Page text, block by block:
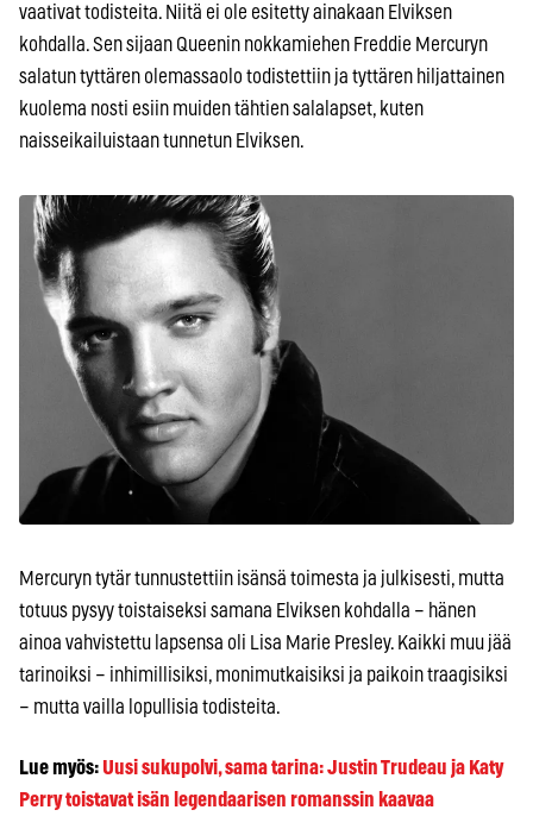
vaativat todisteita. Niitä ei ole esitetty ainakaan Elviksen
kohdalla. Sen sijaan Queenin nokkamiehen Freddie Mercuryn
salatun tyttären olemassaolo todistettiin ja tyttären hiljattainen
kuolema nosti esiin muiden tähtien salalapset, kuten
naisseikailuistaan tunnetun Elviksen.
Mercuryn tytär tunnustettiin isänsä toimesta ja julkisesti, mutta
totuus pysyy toistaiseksi samana Elviksen kohdalla – hänen
ainoa vahvistettu lapsensa oli Lisa Marie Presley. Kaikki muu jää
tarinoiksi – inhimillisiksi, monimutkaisiksi ja paikoin traagisiksi
– mutta vailla lopullisia todisteita.
Lue myös: Uusi sukupolvi, sama tarina: Justin Trudeau ja Katy
Perry toistavat isän legendaarisen romanssin kaavaa